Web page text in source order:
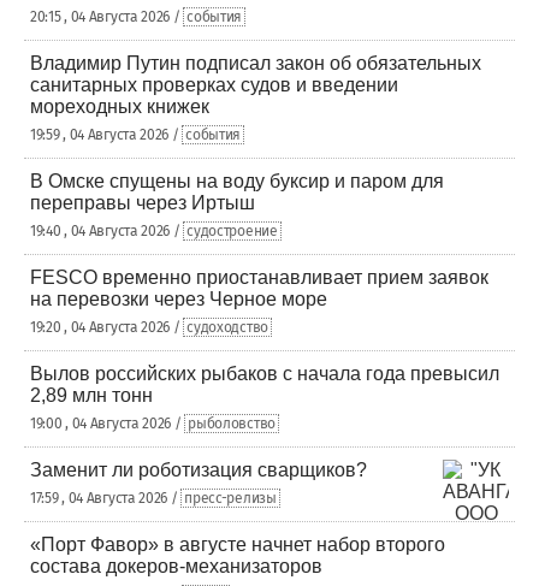
20:15 , 04 Августа 2026 / события
Владимир Путин подписал закон об обязательных
санитарных проверках судов и введении
мореходных книжек
19:59 , 04 Августа 2026 / события
В Омске спущены на воду буксир и паром для
переправы через Иртыш
19:40 , 04 Августа 2026 / судостроение
FESCO временно приостанавливает прием заявок
на перевозки через Черное море
19:20 , 04 Августа 2026 / судоходство
Вылов российских рыбаков с начала года превысил
2,89 млн тонн
19:00 , 04 Августа 2026 / рыболовство
Заменит ли роботизация сварщиков?
17:59 , 04 Августа 2026 / пресс-релизы
«Порт Фавор» в августе начнет набор второго
состава докеров-механизаторов